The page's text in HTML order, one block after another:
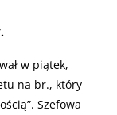
w piątek,
na br., który
Szefowa